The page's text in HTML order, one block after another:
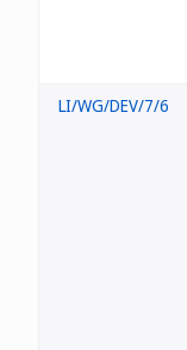
LI/WG/DEV/7/6